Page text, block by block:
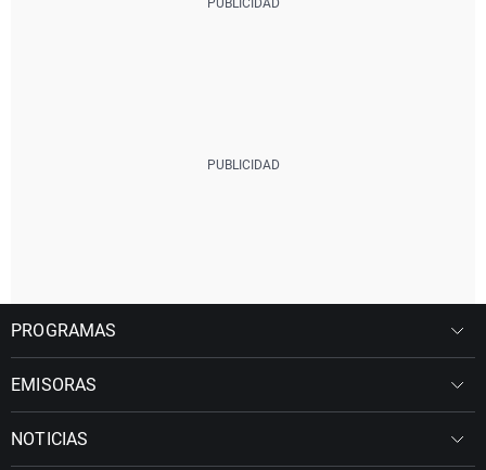
PROGRAMAS
EMISORAS
NOTICIAS